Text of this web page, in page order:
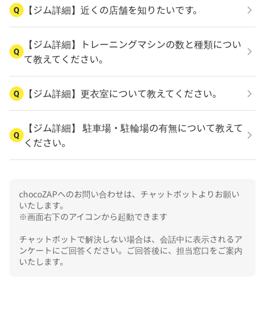
Q 【ジム詳細】近くの店舗を知りたいです。
Q
【ジム詳細】トレーニングマシンの数と種類につい
て教えてください。
Q 【ジム詳細】更衣室について教えてください。
Q
【ジム詳細】 駐車場・駐輪場の有無について教えて
ください。
chocoZAPへのお問い合わせは、チャットボットよりお願い
いたします。
※画面右下のアイコンから起動できます
チャットボットで解決しない場合は、会話中に表示されるア
ンケートにご回答ください。ご回答後に、担当窓口をご案内
いたします。